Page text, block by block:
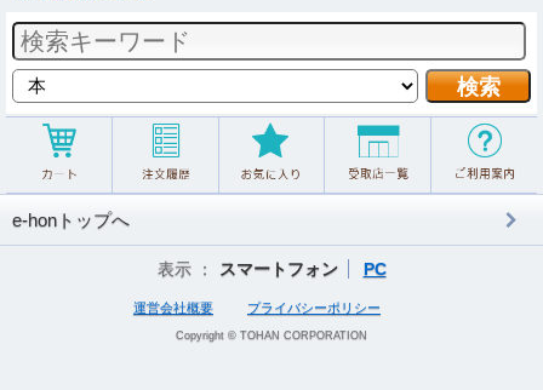
e-honトップへ
表示 ： スマートフォン PC
運営会社概要 プライバシーポリシー
Copyright © TOHAN CORPORATION